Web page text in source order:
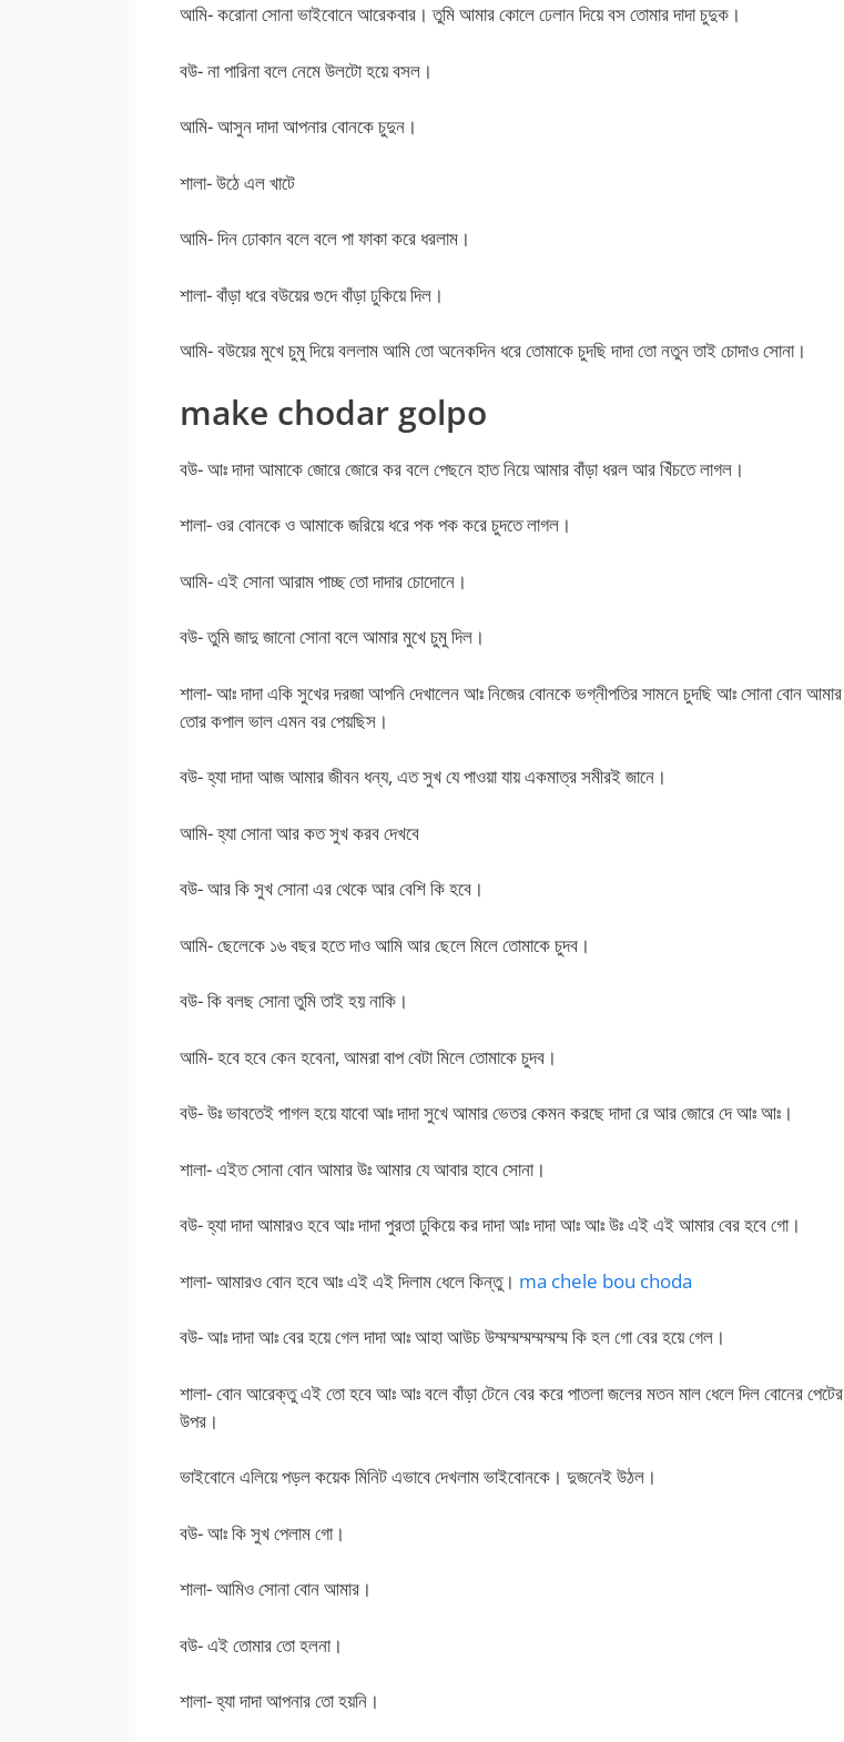
আমি- করোনা সোনা ভাইবোনে আরেকবার। তুমি আমার কোলে ঢেলান দিয়ে বস তোমার দাদা চুদুক।
বউ- না পারিনা বলে নেমে উলটো হয়ে বসল।
আমি- আসুন দাদা আপনার বোনকে চুদুন।
শালা- উঠে এল খাটে
আমি- দিন ঢোকান বলে বলে পা ফাকা করে ধরলাম।
শালা- বাঁড়া ধরে বউয়ের গুদে বাঁড়া ঢুকিয়ে দিল।
আমি- বউয়ের মুখে চুমু দিয়ে বললাম আমি তো অনেকদিন ধরে তোমাকে চুদছি দাদা তো নতুন তাই চোদাও সোনা।
make chodar golpo
বউ- আঃ দাদা আমাকে জোরে জোরে কর বলে পেছনে হাত নিয়ে আমার বাঁড়া ধরল আর খিঁচতে লাগল।
শালা- ওর বোনকে ও আমাকে জরিয়ে ধরে পক পক করে চুদতে লাগল।
আমি- এই সোনা আরাম পাচ্ছ তো দাদার চোদোনে।
বউ- তুমি জাদু জানো সোনা বলে আমার মুখে চুমু দিল।
শালা- আঃ দাদা একি সুখের দরজা আপনি দেখালেন আঃ নিজের বোনকে ভগ্নীপতির সামনে চুদছি আঃ সোনা বোন আমার
তোর কপাল ভাল এমন বর পেয়ছিস।
বউ- হ্যা দাদা আজ আমার জীবন ধন্য, এত সুখ যে পাওয়া যায় একমাত্র সমীরই জানে।
আমি- হ্যা সোনা আর কত সুখ করব দেখবে
বউ- আর কি সুখ সোনা এর থেকে আর বেশি কি হবে।
আমি- ছেলেকে ১৬ বছর হতে দাও আমি আর ছেলে মিলে তোমাকে চুদব।
বউ- কি বলছ সোনা তুমি তাই হয় নাকি।
আমি- হবে হবে কেন হবেনা, আমরা বাপ বেটা মিলে তোমাকে চুদব।
বউ- উঃ ভাবতেই পাগল হয়ে যাবো আঃ দাদা সুখে আমার ভেতর কেমন করছে দাদা রে আর জোরে দে আঃ আঃ।
শালা- এইত সোনা বোন আমার উঃ আমার যে আবার হাবে সোনা।
বউ- হ্যা দাদা আমারও হবে আঃ দাদা পুরতা ঢুকিয়ে কর দাদা আঃ দাদা আঃ আঃ উঃ এই এই আমার বের হবে গো।
শালা- আমারও বোন হবে আঃ এই এই দিলাম ধেলে কিন্তু। ma chele bou choda
বউ- আঃ দাদা আঃ বের হয়ে গেল দাদা আঃ আহা আউচ উম্মম্মম্মম্মম্মম্ম কি হল গো বের হয়ে গেল।
শালা- বোন আরেক্তু এই তো হবে আঃ আঃ বলে বাঁড়া টেনে বের করে পাতলা জলের মতন মাল ধেলে দিল বোনের পেটের
উপর।
ভাইবোনে এলিয়ে পড়ল কয়েক মিনিট এভাবে দেখলাম ভাইবোনকে। দুজনেই উঠল।
বউ- আঃ কি সুখ পেলাম গো।
শালা- আমিও সোনা বোন আমার।
বউ- এই তোমার তো হলনা।
শালা- হ্যা দাদা আপনার তো হয়নি।